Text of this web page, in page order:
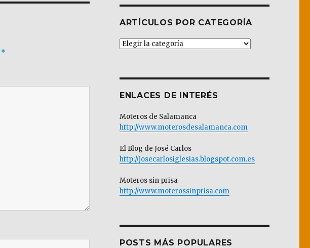
*
ARTÍCULOS POR CATEGORÍA
Artículos
ENLACES DE INTERÉS
Moteros de Salamanca
http://www.moterosdesalamanca.com
El Blog de José Carlos
http://josecarlosiglesias.blogspot.com.es
Moteros sin prisa
http://www.moterossinprisa.com
POSTS MÁS POPULARES